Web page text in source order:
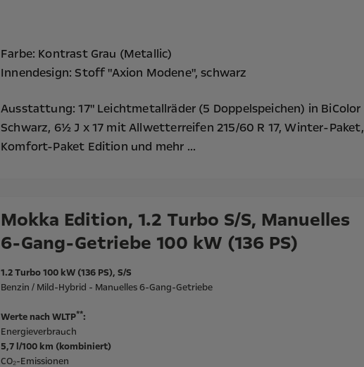
Farbe: Kontrast Grau (Metallic)
Innendesign: Stoff "Axion Modene", schwarz
Ausstattung: 17" Leichtmetallräder (5 Doppelspeichen) in BiColor
Schwarz, 6½ J x 17 mit Allwetterreifen 215/60 R 17,Winter-Paket,
Komfort-Paket Edition und mehr ...
Mokka Edition, 1.2 Turbo S/S, Manuelles
6-Gang-Getriebe 100 kW (136 PS)
1.2 Turbo 100 kW (136 PS), S/S
Benzin / Mild-Hybrid - Manuelles 6-Gang-Getriebe
Werte nach WLTP**:
Energieverbrauch
5,7 l/100 km (kombiniert)
CO₂-Emissionen